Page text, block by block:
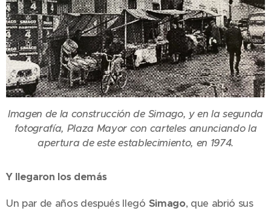
Imagen de la construcción de Simago, y en la segunda
fotografía, Plaza Mayor con carteles anunciando la
apertura de este establecimiento, en 1974.
Y llegaron los demás
Un par de años después llegó Simago, que abrió sus